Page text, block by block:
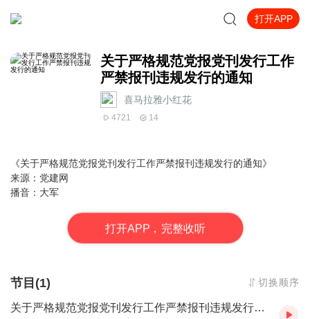
打开APP
关于严格规范党报党刊发行工作
严禁报刊违规发行的通知
喜马拉雅小红花
4721 14
《关于严格规范党报党刊发行工作严禁报刊违规发行的通知》
来源：党建网
播音：大军
打开APP，完整收听
节目(1) 切换顺序
关于严格规范党报党刊发行工作严禁报刊违规发行的通知